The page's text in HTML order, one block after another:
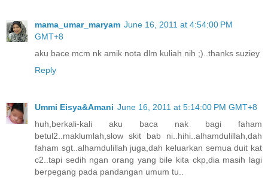
mama_umar_maryam June 16, 2011 at 4:54:00 PM
GMT+8
aku bace mcm nk amik nota dlm kuliah nih ;)..thanks suziey
Reply
Ummi Eisya&Amani June 16, 2011 at 5:14:00 PM GMT+8
huh,berkali-kali aku baca nak bagi faham
betul2..maklumlah,slow skit bab ni..hihi..alhamdulillah,dah
faham sgt..alhamdulillah juga,dah keluarkan semua duit kat
c2..tapi sedih ngan orang yang bile kita ckp,dia masih lagi
berpegang pada pandangan umum tu..